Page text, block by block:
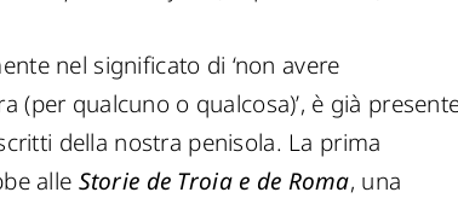
nel significato di ‘non avere
(per qualcuno o qualcosa)’, è già
della nostra penisola. La prima
alle Storie de Troia e de Roma, una